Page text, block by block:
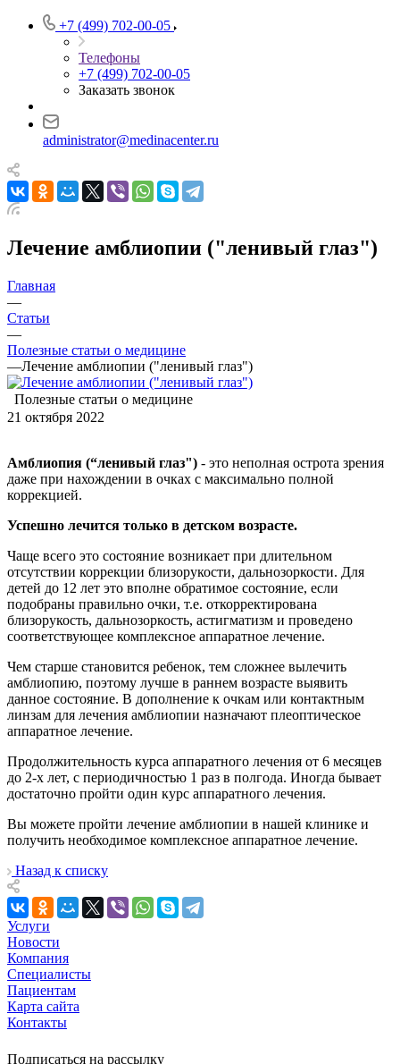
+7 (499) 702-00-05
Телефоны
+7 (499) 702-00-05
Заказать звонок
administrator@medinacenter.ru
Лечение амблиопии ("ленивый глаз")
Главная
—
Статьи
—
Полезные статьи о медицине
—Лечение амблиопии ("ленивый глаз")
Полезные статьи о медицине
21 октября 2022
Амблиопия (“ленивый глаз") - это неполная острота зрения
даже при нахождении в очках с максимально полной
коррекцией.
Успешно лечится только в детском возрасте.
Чаще всего это состояние возникает при длительном
отсутствии коррекции близорукости, дальнозоркости. Для
детей до 12 лет это вполне обратимое состояние, если
подобраны правильно очки, т.е. откорректирована
близорукость, дальнозоркость, астигматизм и проведено
соответствующее комплексное аппаратное лечение.
Чем старше становится ребенок, тем сложнее вылечить
амблиопию, поэтому лучше в раннем возрасте выявить
данное состояние. В дополнение к очкам или контактным
линзам для лечения амблиопии назначают плеоптическое
аппаратное лечение.
Продолжительность курса аппаратного лечения от 6 месяцев
до 2-х лет, с периодичностью 1 раз в полгода. Иногда бывает
достаточно пройти один курс аппаратного лечения.
Вы можете пройти лечение амблиопии в нашей клинике и
получить необходимое комплексное аппаратное лечение.
Назад к списку
Услуги
Новости
Компания
Специалисты
Пациентам
Карта сайта
Контакты
Подписаться на рассылку